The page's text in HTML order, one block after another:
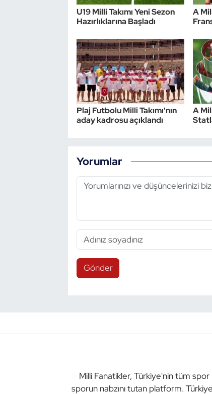
U19 Milli Takımı Yeni Sezon
Hazırlıklarına Başladı
A
Plaj Futbolu Milli Takımı'nın
aday kadrosu açıklandı
A
Yorumlar
Gönder
Milli Fanatikler, Türkiye'nin tüm
sporun nabzını tutan platform.
Vücut Geliştirme Fitness
Wushu Kungfu